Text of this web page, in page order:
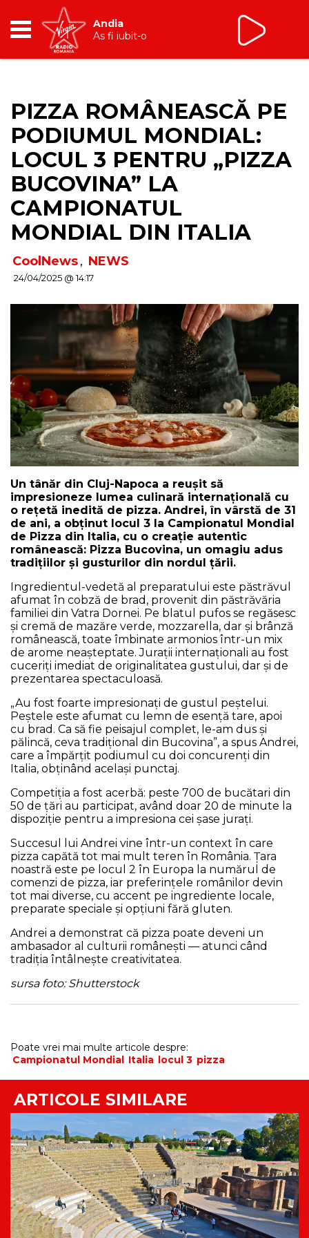
BREAKFAST
TIC TALK
CÂȘTIGĂ
HOT 30
DANCEFLOOR CHART
NEWS
CONTUL MEU
Andia
As fi iubit-o
PIZZA ROMÂNEASCĂ PE
PODIUMUL MONDIAL:
LOCUL 3 PENTRU „PIZZA
BUCOVINA” LA
CAMPIONATUL
MONDIAL DIN ITALIA
CoolNews, NEWS
24/04/2025 @ 14:17
Un tânăr din Cluj-Napoca a reușit să
impresioneze lumea culinară internațională cu
o rețetă inedită de pizza. Andrei, în vârstă de 31
de ani, a obținut locul 3 la Campionatul Mondial
de Pizza din Italia, cu o creație autentic
românească: Pizza Bucovina, un omagiu adus
tradițiilor și gusturilor din nordul țării.
Ingredientul-vedetă al preparatului este păstrăvul
afumat în cobză de brad, provenit din păstrăvăria
familiei din Vatra Dornei. Pe blatul pufos se regăsesc
și cremă de mazăre verde, mozzarella, dar și brânză
românească, toate îmbinate armonios într-un mix
de arome neașteptate. Jurații internaționali au fost
cuceriți imediat de originalitatea gustului, dar și de
prezentarea spectaculoasă.
„Au fost foarte impresionați de gustul peștelui.
Peștele este afumat cu lemn de esență tare, apoi
cu brad. Ca să fie peisajul complet, le-am dus și
pălincă, ceva tradițional din Bucovina”, a spus Andrei,
care a împărțit podiumul cu doi concurenți din
Italia, obținând același punctaj.
Competiția a fost acerbă: peste 700 de bucătari din
50 de țări au participat, având doar 20 de minute la
dispoziție pentru a impresiona cei șase jurați.
Succesul lui Andrei vine într-un context în care
pizza capătă tot mai mult teren în România. Țara
noastră este pe locul 2 în Europa la numărul de
comenzi de pizza, iar preferințele românilor devin
tot mai diverse, cu accent pe ingrediente locale,
preparate speciale și opțiuni fără gluten.
Andrei a demonstrat că pizza poate deveni un
ambasador al culturii românești — atunci când
tradiția întâlnește creativitatea.
sursa foto: Shutterstock
Poate vrei mai multe articole despre:
Campionatul Mondial Italia locul 3 pizza
ARTICOLE SIMILARE